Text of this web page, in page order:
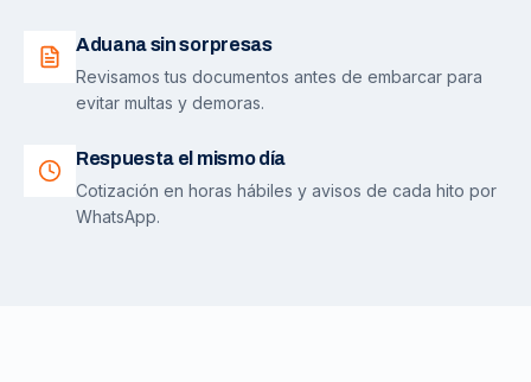
Aduana sin sorpresas
Revisamos tus documentos antes de embarcar para
evitar multas y demoras.
Respuesta el mismo día
Cotización en horas hábiles y avisos de cada hito por
WhatsApp.